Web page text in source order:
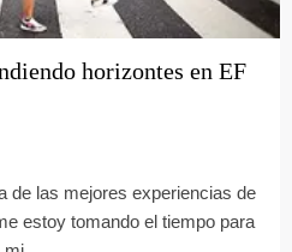
horizontes en EF
de las mejores experiencias de
estoy tomando el tiempo para